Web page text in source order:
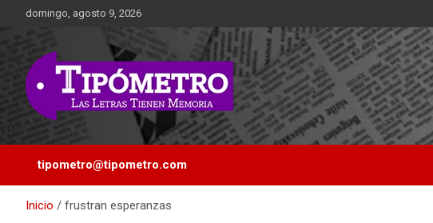
domingo, agosto 9, 2026
Tipometro
Las Letras Tienen Memoria
tipometro@tipometro.com
Inicio frustran esperanzas